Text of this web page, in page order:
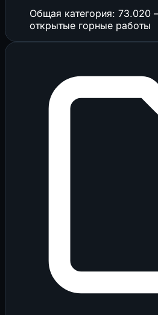
Общая категория: 73.020
открытые горные работы